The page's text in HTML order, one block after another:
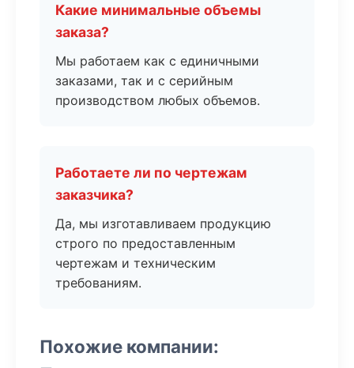
Какие минимальные объемы
заказа?
Мы работаем как с единичными
заказами, так и с серийным
производством любых объемов.
Работаете ли по чертежам
заказчика?
Да, мы изготавливаем продукцию
строго по предоставленным
чертежам и техническим
требованиям.
Похожие компании: